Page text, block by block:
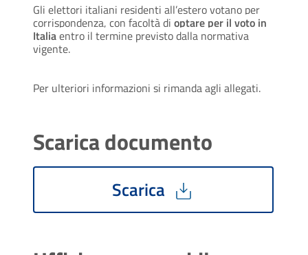
Gli elettori italiani residenti all’estero votano per
corrispondenza, con facoltà di optare per il voto in
Italiaentro il termine previsto dalla normativa
vigente.
Per ulteriori informazioni si rimanda agli allegati.
Scarica documento
Scarica